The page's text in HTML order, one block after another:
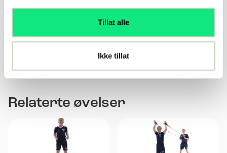
Tillat alle
Ikke tillat
Reagere raskt på verbal stimuli -kommando.
Introduser forstyrrende ytre påvirkning -
Kombinasjoner av retningsforandringer på eget
Relaterte øvelser